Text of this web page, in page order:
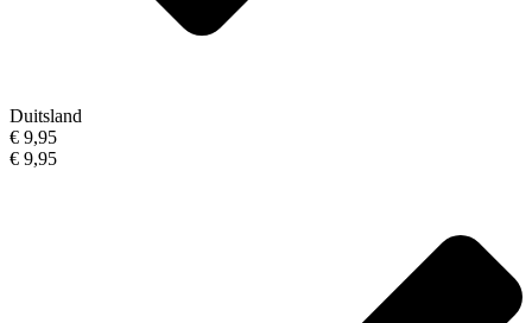
Duitsland
€ 9,95
€ 9,95